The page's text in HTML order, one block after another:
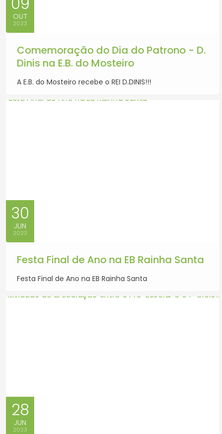
OUT
2023
Comemoração do Dia do Patrono - D.
Dinis na E.B. do Mosteiro
A E.B. do Mosteiro recebe o REI D.DINIS!!!
30
JUN
2023
Festa Final de Ano na EB Rainha Santa
Festa Final de Ano na EB Rainha Santa
28
JUN
2023